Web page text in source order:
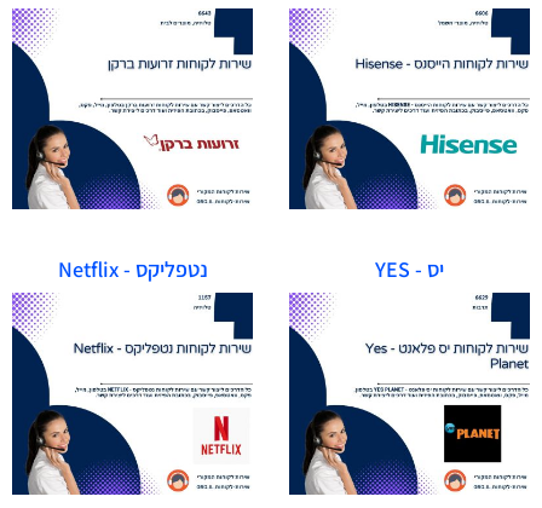
יס - YES נטפליקס - Netflix